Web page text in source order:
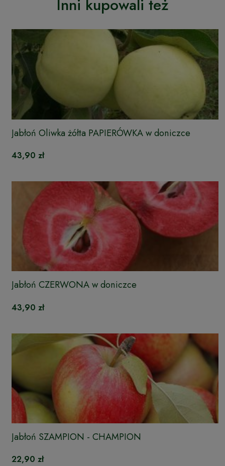
Inni kupowali też
Jabłoń Oliwka żółta PAPIERÓWKA w doniczce
43,90 zł
Jabłoń CZERWONA w doniczce
43,90 zł
Jabłoń SZAMPION - CHAMPION
22,90 zł